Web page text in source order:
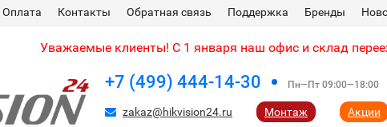
Оплата Контакты Обратная связь Поддержка Бренды
Уважаемые клиенты! С 1 января наш офис и склад
+7 (499) 444-14-30 Пн—Пт 09:00—18:00
zakaz@hikvision24.ru Монтаж Акции